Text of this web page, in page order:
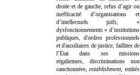
droite et de gauche, refus d’agir ou
inefficacité d’organisations et
d’intellectuels juifs, «
dysfonctionnements » d’institutions
publiques, d'ordres professionnels
et d'auxiliaires de justice, faillites de
l’Etat dans ses missions
régaliennes, discriminations non
sanctionnées,establishment, entités